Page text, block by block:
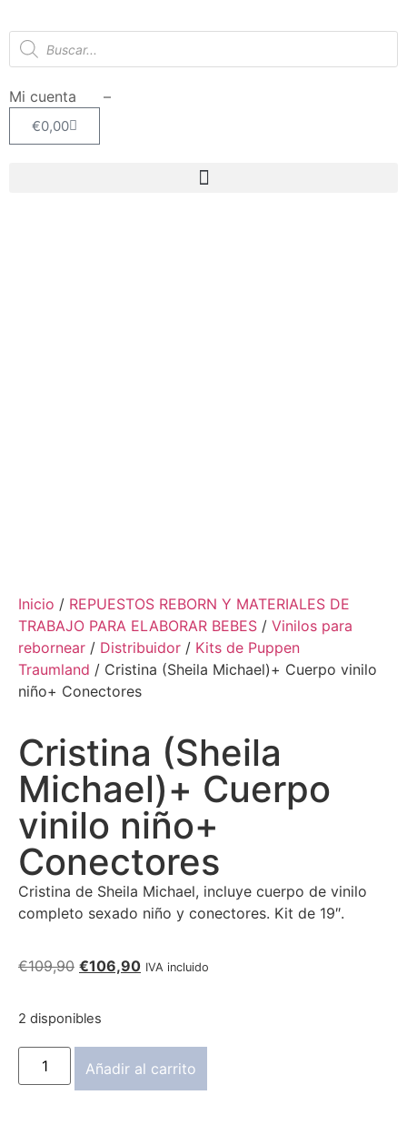
Mi cuenta –
€0,00
Inicio / REPUESTOS REBORN Y MATERIALES DE
TRABAJO PARA ELABORAR BEBES / Vinilos para
rebornear / Distribuidor / Kits de Puppen
Traumland / Cristina (Sheila Michael)+ Cuerpo vinilo
niño+ Conectores
Cristina (Sheila
Michael)+ Cuerpo
vinilo niño+
Conectores
Cristina de Sheila Michael, incluye cuerpo de vinilo
completo sexado niño y conectores. Kit de 19″.
€109,90 €106,90 IVA incluido
2 disponibles
Añadir al carrito